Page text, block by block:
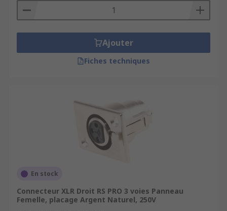
Ajouter
Fiches techniques
En stock
Connecteur XLR Droit RS PRO 3 voies Panneau
Femelle, placage Argent Naturel, 250V